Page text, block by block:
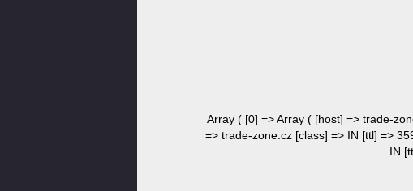
Array ( [0] => Array ( [host] => trade-
=> trade-zone.cz [class] => IN [ttl] =>
IN